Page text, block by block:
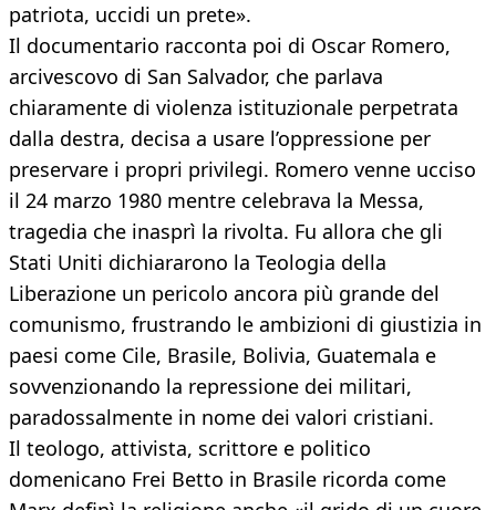
patriota, uccidi un prete».
Il documentario racconta poi di Oscar Romero,
arcivescovo di San Salvador, che parlava
chiaramente di violenza istituzionale perpetrata
dalla destra, decisa a usare l’oppressione per
preservare i propri privilegi. Romero venne ucciso
il 24 marzo 1980 mentre celebrava la Messa,
tragedia che inasprì la rivolta. Fu allora che gli
Stati Uniti dichiararono la Teologia della
Liberazione un pericolo ancora più grande del
comunismo, frustrando le ambizioni di giustizia in
paesi come Cile, Brasile, Bolivia, Guatemala e
sovvenzionando la repressione dei militari,
paradossalmente in nome dei valori cristiani.
Il teologo, attivista, scrittore e politico
domenicano Frei Betto in Brasile ricorda come